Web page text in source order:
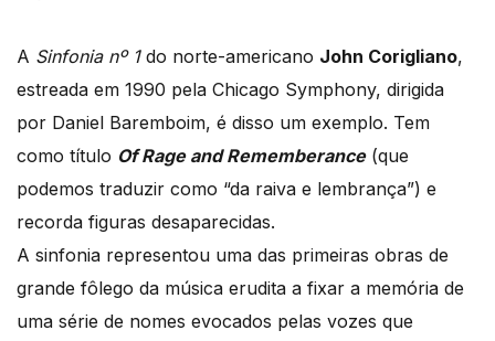
A Sinfonia nº 1do norte-americano John Corigliano,
estreada em 1990 pela Chicago Symphony, dirigida
por Daniel Baremboim, é disso um exemplo. Tem
como título Of Rage and Rememberance(que
podemos traduzir como “da raiva e lembrança”) e
recorda figuras desaparecidas.
A sinfonia representou uma das primeiras obras de
grande fôlego da música erudita a fixar a memória de
uma série de nomes evocados pelas vozes que